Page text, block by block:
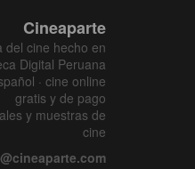
Cineaparte
del cine hecho en
Digital Peruana
· cine online
gratis y de pago
y muestras de
cine